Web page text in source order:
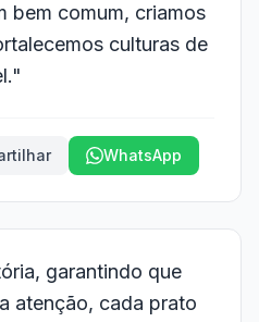
bem comum, criamos
culturas de
WhatsApp
garantindo que
atenção, cada prato